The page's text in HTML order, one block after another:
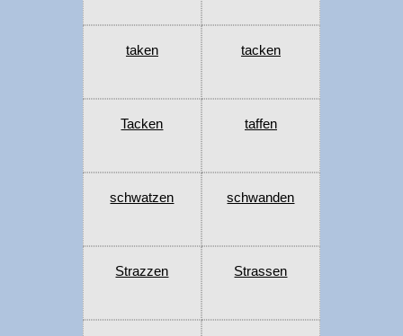
taken tacken
Tacken taffen
schwatzen schwanden
Strazzen Strassen